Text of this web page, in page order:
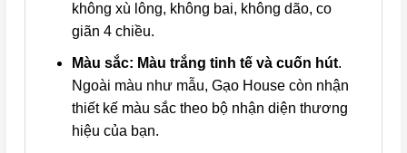
không xù lông, không bai, không dão, co
giãn 4 chiều.
Màu sắc: Màu trắng tinh tế và cuốn hút.
Ngoài màu như mẫu, Gạo House còn nhận
thiết kế màu sắc theo bộ nhận diện thương
hiệu của bạn.